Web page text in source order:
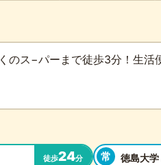
のス−パーまで徒歩3分！生活
徒歩24分 常 徳島大学